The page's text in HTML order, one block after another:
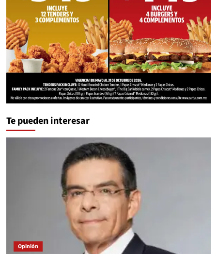
Te pueden interesar
Opinión